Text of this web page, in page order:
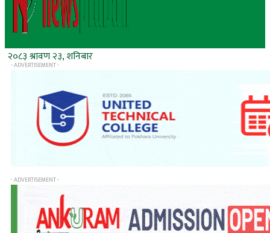
२०८३ श्रावण २३, शनिबार
- ADVERTISEMENT -
- ADVERTISEMENT -